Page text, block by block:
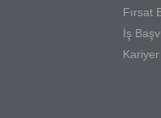
Fırsat
İş
Kariyer